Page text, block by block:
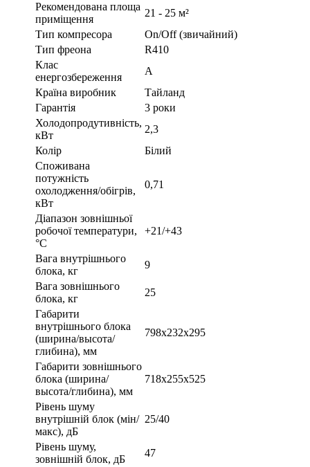
Рекомендована площа
приміщення
21 - 25 м²
Тип компресора
On/Off (звичайний)
Тип фреона
R410
Клас
енергозбереження
A
Країна виробник
Тайланд
Гарантія
3 роки
Холодопродутивність,
кВт
2,3
Колір
Білий
Споживана
потужність
охолодження/обігрів,
кВт
0,71
Діапазон зовнішньої
робочої температури,
°С
+21/+43
Вага внутрішнього
блока, кг
9
Вага зовнішнього
блока, кг
25
Габарити
внутрішнього блока
(ширина/высота/
глибина), мм
798x232x295
Габарити зовнішнього
блока (ширина/
высота/глибина), мм
718x255x525
Рівень шуму
внутрішній блок (мін/
макс), дБ
25/40
Рівень шуму,
зовнішній блок, дБ
47